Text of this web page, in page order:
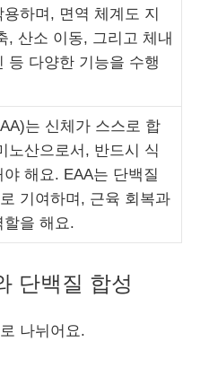
하며, 면역 체계도 지
, 산소 이동, 그리고 체내
등 다양한 기능을 수행
는 신체가 스스로 합
노산으로서, 반드시 식
해요. EAA는 단백질
기여하며, 근육 회복과
할을 해요.
단백질 합성
나뉘어요.